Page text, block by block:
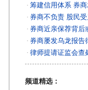
· 筹建信用体系 券
· 券商不负责 股民
· 券商近亲保荐背后
· 券商屡发乌龙报告
· 律师提请证监会查
频道精选：